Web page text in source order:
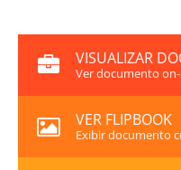
VISUALIZAR
Ver documento
VER FLIPBOOK
Exibir documento